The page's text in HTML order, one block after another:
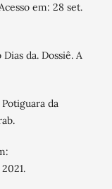
em: 28 set.
da. Dossiê. A
da